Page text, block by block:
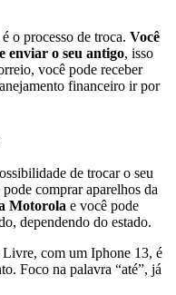
o processo de troca. Você
enviar o seu antigo, isso
você pode receber
financeiro ir por
de trocar o seu
comprar aparelhos da
Motorola e você pode
dependendo do estado.
com um Iphone 13, é
Foco na palavra “até”, já